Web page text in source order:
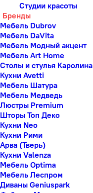
Студии красоты
Бренды
Мебель Dubrov
Мебель DaVita
Мебель Модный акцент
Мебель Art Home
Столы и стулья Каролина
Кухни Avetti
Мебель Шатура
Мебель Медведь
Люстры Premium
Шторы Топ Деко
Кухни Neo
Кухни Рими
Арва (Тверь)
Кухни Valenza
Мебель Optima
Мебель Леспром
Диваны Geniuspark